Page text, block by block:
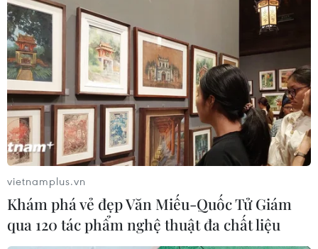
vietnamplus.vn
Khám phá vẻ đẹp Văn Miếu-Quốc Tử Giám
qua 120 tác phẩm nghệ thuật đa chất liệu